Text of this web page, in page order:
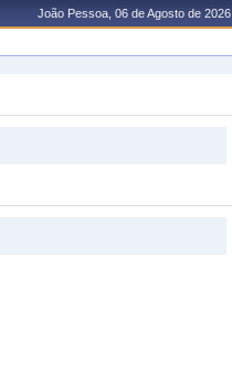
João Pessoa, 06 de Agosto de 2026